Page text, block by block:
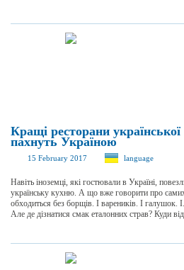
Кращі ресторани
пахнуть Україною
15 February 2017 language
Навіть іноземці, які гостювали в Україні,
українську кухню. А що вже говорити про
обходиться без борщів. І вареників. І галушок.
Але де дізнатися смак еталонних страв? Куди